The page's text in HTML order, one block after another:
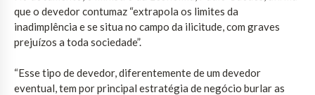
que o devedor contumaz “extrapola os limites da
inadimplência e se situa no campo da ilicitude, com graves
prejuízos a toda sociedade”.
“Esse tipo de devedor, diferentemente de um devedor
eventual, tem por principal estratégia de negócio burlar as